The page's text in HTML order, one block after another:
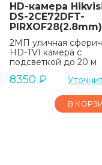
HD-камера
DS-2CE72DFT-
PIRXOF28(2.8mm)
2МП уличная
HD-TVI камера с
подсветкой до 20 м
8350 ₽
В